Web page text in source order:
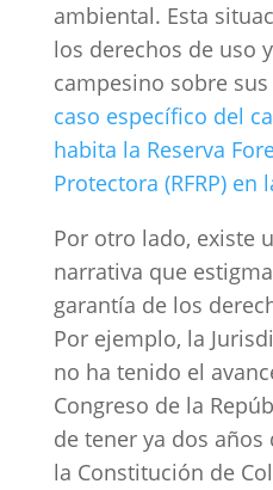
ambiental. Esta
los derechos de uso
campesino sobre
caso específico del
habita la Reserva
Protectora (RFRP) en
Por otro lado, existe
narrativa que
garantía de los
Por ejemplo, la
no ha tenido el
Congreso de la
de tener ya dos
la Constitución de